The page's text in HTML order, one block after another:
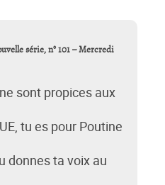
série, n° 101 – Mercredi
sont propices aux
tu es pour Poutine
donnes ta voix au